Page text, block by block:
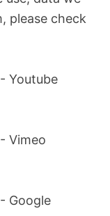
please check
Youtube
Vimeo
Google